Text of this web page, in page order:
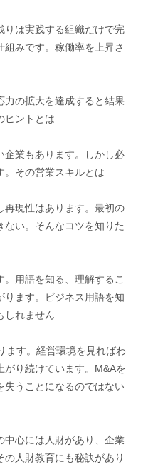
は実践する組織だけで完
みです。稼働率を上昇さ
の拡大を達成すると結果
ヒントとは
業もあります。しかし必
。その営業スキルとは
現性はあります。最初の
い。そんなコツを知りた
用語を知る、理解するこ
ります。ビジネス用語を知
しれません
ます。経営環境を見ればわ
り続けています。M&Aを
失うことになるのではない
心には人財があり、企業
人財教育にも秘訣があり